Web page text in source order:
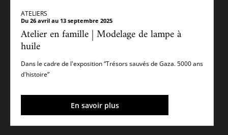
ATELIERS
Du 26 avril au 13 septembre 2025
Atelier en famille | Modelage de lampe à
huile
Dans le cadre de l'exposition “Trésors sauvés de Gaza. 5000 ans
d'histoire”
En savoir plus